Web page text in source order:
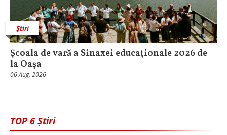
Știri
Școala de vară a Sinaxei educaționale 2026 de
la Oaşa
06 Aug, 2026
TOP 6 Știri